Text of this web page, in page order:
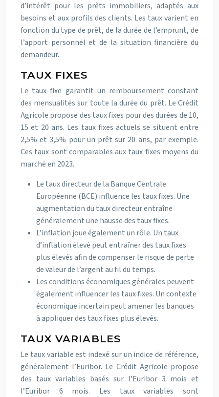
d’intérêt pour les prêts immobiliers, adaptés aux
besoins et aux profils des clients. Les taux varient en
fonction du type de prêt, de la durée de l’emprunt, de
l’apport personnel et de la situation financière du
demandeur.
TAUX FIXES
Le taux fixe garantit un remboursement constant
des mensualités sur toute la durée du prêt. Le Crédit
Agricole propose des taux fixes pour des durées de 10,
15 et 20 ans. Les taux fixes actuels se situent entre
2,5% et 3,5% pour un prêt sur 20 ans, par exemple.
Ces taux sont comparables aux taux fixes moyens du
marché en 2023.
Le taux directeur de la Banque Centrale
Européenne (BCE) influence les taux fixes. Une
augmentation du taux directeur entraîne
généralement une hausse des taux fixes.
L’inflation joue également un rôle. Un taux
d’inflation élevé peut entraîner des taux fixes
plus élevés afin de compenser le risque de perte
de valeur de l’argent au fil du temps.
Les conditions économiques générales peuvent
également influencer les taux fixes. Un contexte
économique incertain peut amener les banques
à appliquer des taux fixes plus élevés.
TAUX VARIABLES
Le taux variable est indexé sur un indice de référence,
généralement l’Euribor. Le Crédit Agricole propose
des taux variables basés sur l’Euribor 3 mois et
l’Euribor 6 mois. Les taux variables sont